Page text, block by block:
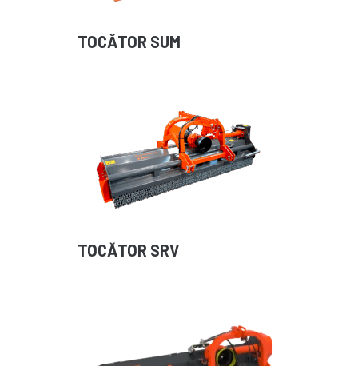
TOCĂTOR SUM
TOCĂTOR SRV